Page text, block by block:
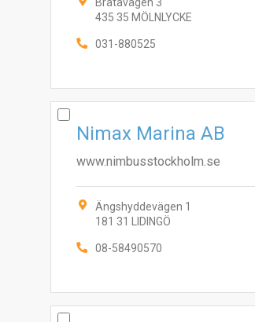
435 35 MÖLNLYCKE
031-880525
Nimax Marina AB
www.nimbusstockholm.se
Ängshyddevägen 1
181 31 LIDINGÖ
08-58490570